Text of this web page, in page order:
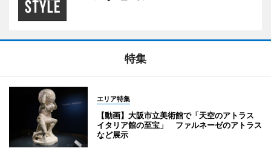
特集
エリア特集
【動画】大阪市立美術館で「天空のアトラス
イタリア館の至宝」 ファルネーゼのアトラス
など展示